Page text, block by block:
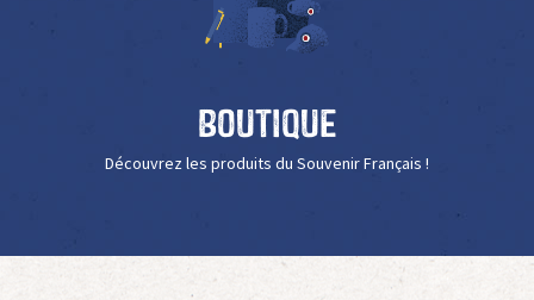
Boutique
Découvrez les produits du Souvenir Français !